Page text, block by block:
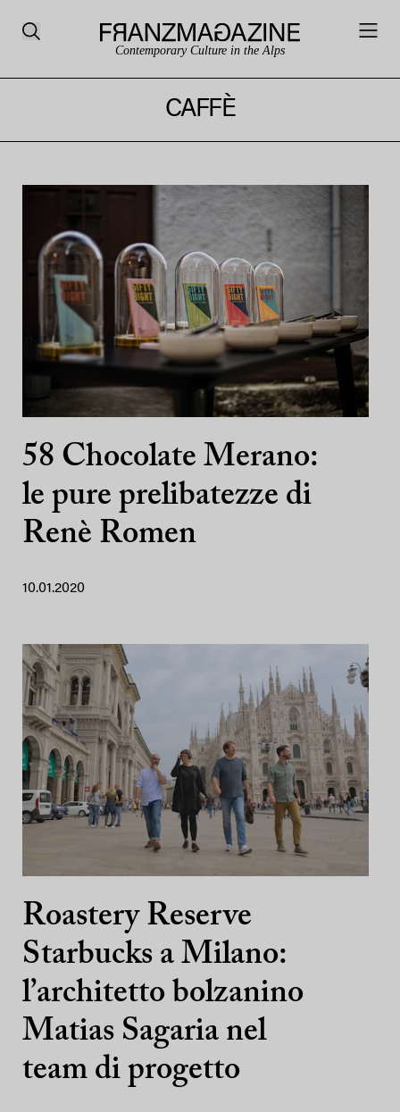
Contemporary Culture in the Alps
CAFFÈ
58 Chocolate Merano:
le pure prelibatezze di
Renè Romen
10.01.2020
Roastery Reserve
Starbucks a Milano:
l’architetto bolzanino
Matias Sagaria nel
team di progetto